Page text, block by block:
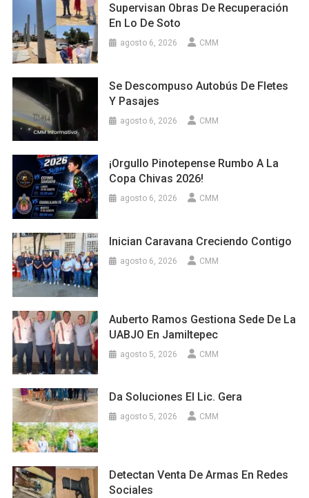
Supervisan Obras De Recuperación
En Lo De Soto
agosto 6, 2026 CMM
Se Descompuso Autobús De Fletes
Y Pasajes
agosto 6, 2026 CMM
¡Orgullo Pinotepense Rumbo A La
Copa Chivas 2026!
agosto 6, 2026 CMM
Inician Caravana Creciendo Contigo
agosto 6, 2026 CMM
Auberto Ramos Gestiona Sede De La
UABJO En Jamiltepec
agosto 5, 2026 CMM
Da Soluciones El Lic. Gera
agosto 5, 2026 CMM
Detectan Venta De Armas En Redes
Sociales